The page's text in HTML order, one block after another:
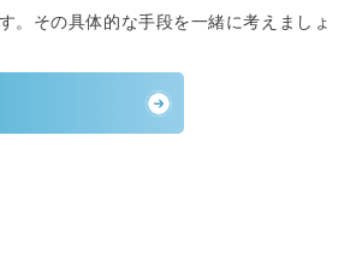
。その具体的な手段を一緒に考えましょ